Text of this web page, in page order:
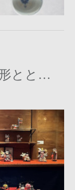
ひないろどり ⁃⁃⁃五月人形とともに⁃⁃⁃